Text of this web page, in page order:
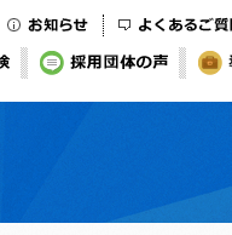
よくあるご質問